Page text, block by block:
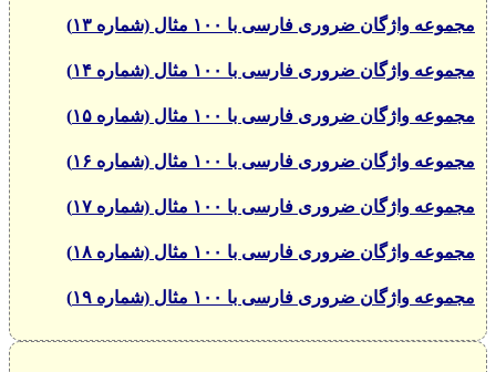
مجموعه واژگان ضروری فارسی با ۱۰۰ مثال (شماره ۱۳)
مجموعه واژگان ضروری فارسی با ۱۰۰ مثال (شماره ۱۴)
مجموعه واژگان ضروری فارسی با ۱۰۰ مثال (شماره ۱۵)
مجموعه واژگان ضروری فارسی با ۱۰۰ مثال (شماره ۱۶)
مجموعه واژگان ضروری فارسی با ۱۰۰ مثال (شماره ۱۷)
مجموعه واژگان ضروری فارسی با ۱۰۰ مثال (شماره ۱۸)
مجموعه واژگان ضروری فارسی با ۱۰۰ مثال (شماره ۱۹)